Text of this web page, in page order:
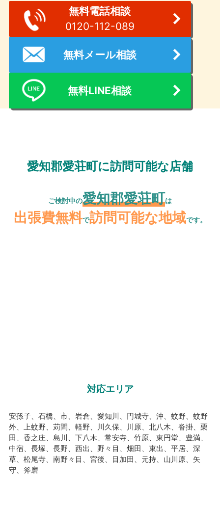
無料電話相談
0120-112-089
無料メール相談
無料LINE相談
愛知郡愛荘町に訪問可能な店舗
ご検討中の愛知郡愛荘町は
出張費無料で訪問可能な地域です。
対応エリア
安孫子、石橋、市、岩倉、愛知川、円城寺、沖、蚊野、蚊野
外、上蚊野、苅間、軽野、川久保、川原、北八木、沓掛、栗
田、香之庄、島川、下八木、常安寺、竹原、東円堂、豊満、
中宿、長塚、長野、西出、野々目、畑田、東出、平居、深
草、松尾寺、南野々目、宮後、目加田、元持、山川原、矢
守、斧磨